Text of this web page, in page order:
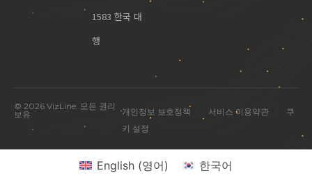
1583 한국 대
행
© 2026 VizLine. 모든 권리
보유.
개인정보 보호정책 서비스 이용약관
쿠
키 설정
English(영어) 한국어